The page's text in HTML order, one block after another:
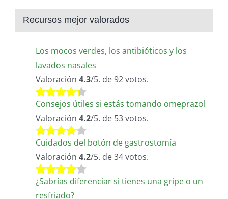
Recursos mejor valorados
Los mocos verdes, los antibióticos y los
lavados nasales
Valoración 4.3/5. de 92 votos.
Consejos útiles si estás tomando omeprazol
Valoración 4.2/5. de 53 votos.
Cuidados del botón de gastrostomía
Valoración 4.2/5. de 34 votos.
¿Sabrías diferenciar si tienes una gripe o un
resfriado?